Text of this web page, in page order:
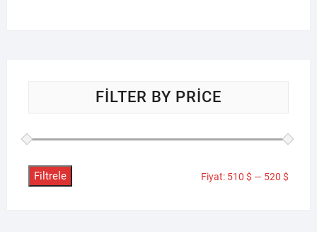
FILTER BY PRICE
Filtrele Fiyat: 510 $ — 520 $